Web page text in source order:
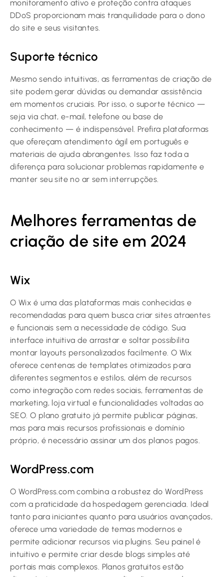
monitoramento ativo e proteção contra ataques
DDoS proporcionam mais tranquilidade para o dono
do site e seus visitantes.
Suporte técnico
Mesmo sendo intuitivas, as ferramentas de criação de
site podem gerar dúvidas ou demandar assistência
em momentos cruciais. Por isso, o suporte técnico —
seja via chat, e-mail, telefone ou base de
conhecimento — é indispensável. Prefira plataformas
que ofereçam atendimento ágil em português e
materiais de ajuda abrangentes. Isso faz toda a
diferença para solucionar problemas rapidamente e
manter seu site no ar sem interrupções.
Melhores ferramentas de
criação de site em 2024
Wix
O Wix é uma das plataformas mais conhecidas e
recomendadas para quem busca criar sites atraentes
e funcionais sem a necessidade de código. Sua
interface intuitiva de arrastar e soltar possibilita
montar layouts personalizados facilmente. O Wix
oferece centenas de templates otimizados para
diferentes segmentos e estilos, além de recursos
como integração com redes sociais, ferramentas de
marketing, loja virtual e funcionalidades voltadas ao
SEO. O plano gratuito já permite publicar páginas,
mas para mais recursos profissionais e domínio
próprio, é necessário assinar um dos planos pagos.
WordPress.com
O WordPress.com combina a robustez do WordPress
com a praticidade da hospedagem gerenciada. Ideal
tanto para iniciantes quanto para usuários avançados,
oferece uma variedade de temas modernos e
permite adicionar recursos via plugins. Seu painel é
intuitivo e permite criar desde blogs simples até
portais mais complexos. Planos gratuitos estão